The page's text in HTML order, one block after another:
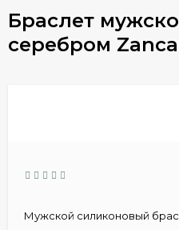
Браслет
серебром
Мужской силиконовый